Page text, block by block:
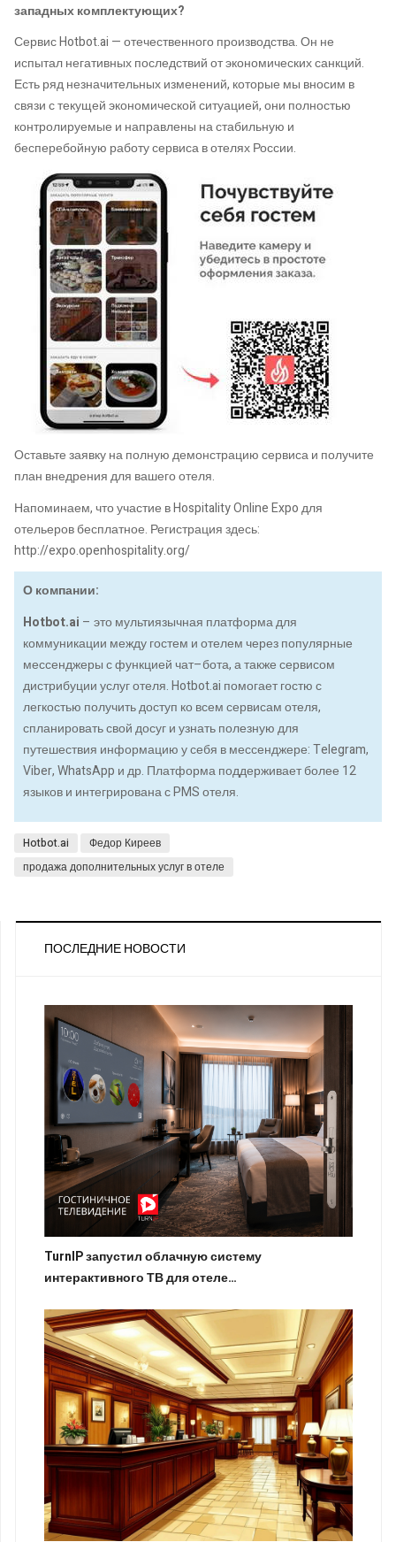
западных комплектующих?
Сервис Hotbot.ai — отечественного производства. Он не
испытал негативных последствий от экономических санкций.
Есть ряд незначительных изменений, которые мы вносим в
связи с текущей экономической ситуацией, они полностью
контролируемые и направлены на стабильную и
бесперебойную работу сервиса в отелях России.
Оставьте заявку на полную демонстрацию сервиса и получите
план внедрения для вашего отеля.
Напоминаем, что участие в Hospitality Online Expo для
отельеров бесплатное. Регистрация здесь:
http://expo.openhospitality.org/
О компании:
Hotbot.ai – это мультиязычная платформа для
коммуникации между гостем и отелем через популярные
мессенджеры с функцией чат–бота, а также сервисом
дистрибуции услуг отеля. Hotbot.ai помогает гостю с
легкостью получить доступ ко всем сервисам отеля,
спланировать свой досуг и узнать полезную для
путешествия информацию у себя в мессенджере: Telegram,
Viber, WhatsApp и др. Платформа поддерживает более 12
языков и интегрирована с PMS отеля.
Hotbot.ai
Федор Киреев
продажа дополнительных услуг в отеле
ПОСЛЕДНИЕ НОВОСТИ
TurnIP запустил облачную систему
интерактивного ТВ для отеле…